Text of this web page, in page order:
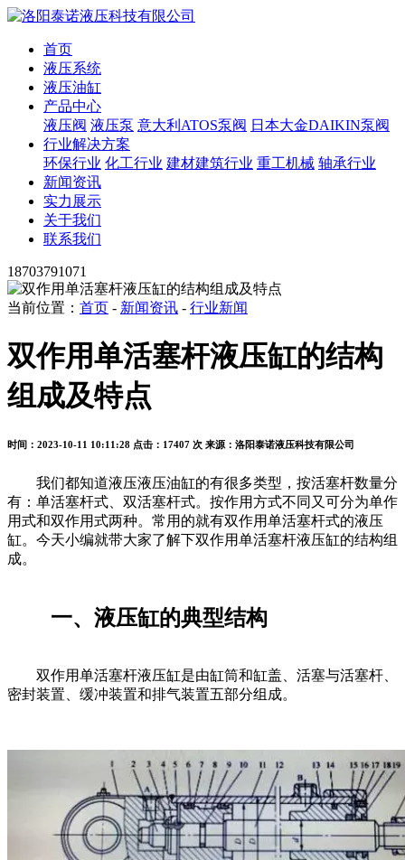
首页
液压系统
液压油缸
产品中心
液压阀 液压泵 意大利ATOS泵阀 日本大金DAIKIN泵阀
行业解决方案
环保行业 化工行业 建材建筑行业 重工机械 轴承行业
新闻资讯
实力展示
关于我们
联系我们
18703791071
当前位置： 首页 - 新闻资讯 - 行业新闻
双作用单活塞杆液压缸的结构
组成及特点
时间：2023-10-11 10:11:28 点击：17407 次 来源：洛阳泰诺液压科技有限公司
我们都知道液压液压油缸的有很多类型，按活塞杆数量分
有：单活塞杆式、双活塞杆式。按作用方式不同又可分为单作
用式和双作用式两种。常用的就有双作用单活塞杆式的液压
缸。今天小编就带大家了解下双作用单活塞杆液压缸的结构组
成。
一、液压缸的典型结构
双作用单活塞杆液压缸是由缸筒和缸盖、活塞与活塞杆、
密封装置、缓冲装置和排气装置五部分组成。